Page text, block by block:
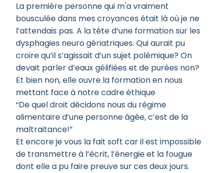
La première personne qui m'a vraiment
bousculée dans mes croyances était là où je ne
l’attendais pas. A la tête d’une formation sur les
dysphagies neuro gériatriques. Qui aurait pu
croire qu’il s’agissait d’un sujet polémique? On
devait parler d’eaux gélifiées et de purées non?
Et bien non, elle ouvre la formation en nous
mettant face à notre cadre éthique
“De quel droit décidons nous du régime
alimentaire d’une personne âgée, c’est de la
maltraitance!”
Et encore je vous la fait soft car il est impossible
de transmettre à l’écrit, l’énergie et la fougue
dont elle a pu faire preuve sur ces deux jours.